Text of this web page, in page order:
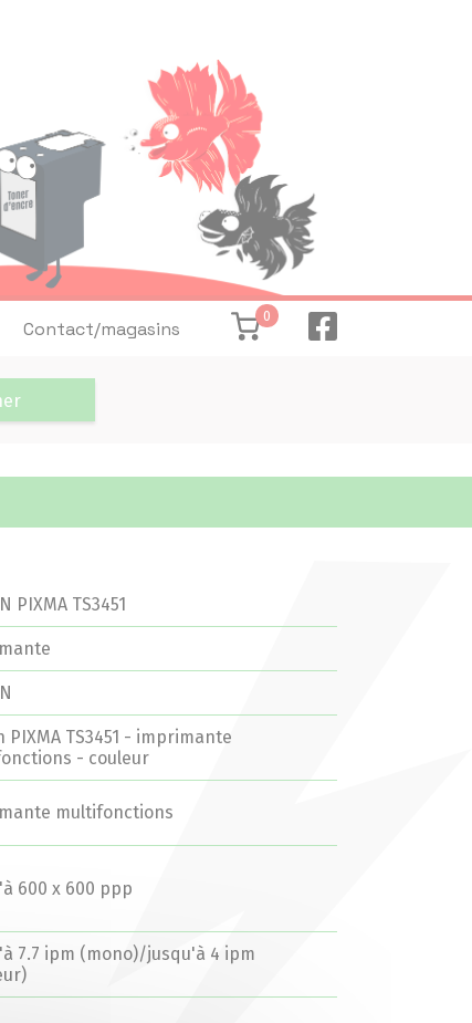
Contact/magasins
0
PIXMA TS3451
PIXMA TS3451 - imprimante
- couleur
multifonctions
600 x 600 ppp
7.7 ipm (mono)/jusqu'à 4 ipm